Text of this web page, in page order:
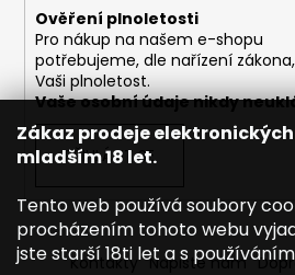
Zákaz prodeje
mladším 18 let.
Tento web používá soubory
procházením tohoto webu
jste starší 18ti let a s
Ověření plnoletosti
Pro nákup na našem e-shopu
potřebujeme, dle nařízení
Vaši plnoletost.
Vaše osobní údaje nikdy
PŘIHLÁSIT SE
Kontakty Napište nám